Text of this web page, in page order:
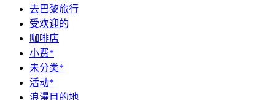
去巴黎旅行
受欢迎的
咖啡店
小费*
未分类*
活动*
浪漫目的地